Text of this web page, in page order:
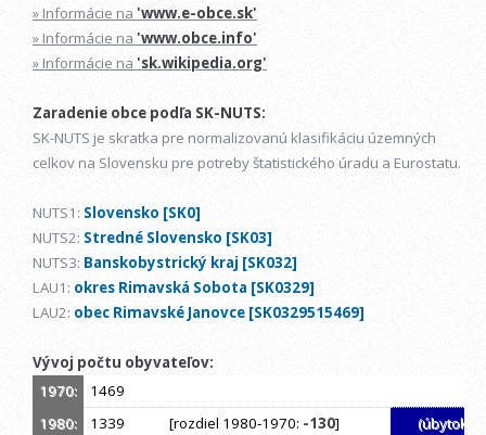
» Informácie na 'www.e-obce.sk'
» Informácie na 'www.obce.info'
» Informácie na 'sk.wikipedia.org'
Zaradenie obce podľa SK-NUTS:
SK-NUTS je skratka pre normalizovanú klasifikáciu územných
celkov na Slovensku pre potreby štatistického úradu a Eurostatu.
NUTS1: Slovensko [SK0]
NUTS2: Stredné Slovensko [SK03]
NUTS3: Banskobystrický kraj [SK032]
LAU1: okres Rimavská Sobota [SK0329]
LAU2: obec Rimavské Janovce [SK0329515469]
Vývoj počtu obyvateľov:
1970:
1469
1980:
1339 [rozdiel 1980-1970: -130]
(úbytok)